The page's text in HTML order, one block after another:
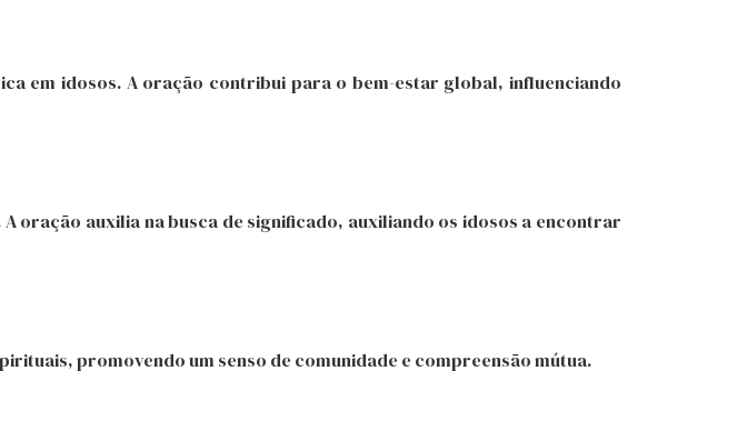
em idosos. A oração contribui para o bem-estar global, influenciando
oração auxilia na busca de significado, auxiliando os idosos a encontrar
promovendo um senso de comunidade e compreensão mútua.